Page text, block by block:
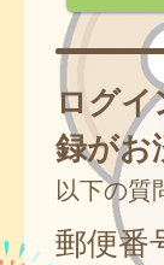
ログ
録がお
以下の質
郵便番